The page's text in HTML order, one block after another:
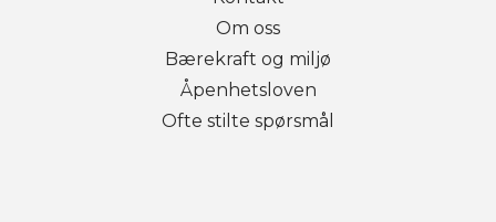
Om oss
Bærekraft og miljø
Åpenhetsloven
Ofte stilte spørsmål